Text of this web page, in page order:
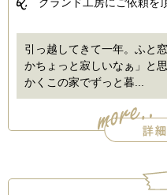
引っ越してきて一年。ふと
かちょっと寂しいなぁ」と
かくこの家でずっと暮...